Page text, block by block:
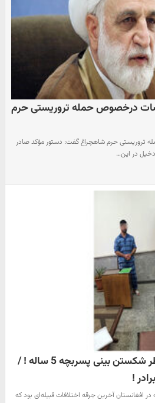
درخصوص حمله تروریستی حرم
تروریستی حرم شاهچراغ گفت: دستور مؤکد صادر
در این…
قتل انتقام جویانه بخاطر شکستن بینی پسربچه 5 ساله ! /
!
بینی پسربچه ۵ ساله در افغانستان آخرین جرقه اختلافات قبیله‌ای بود که